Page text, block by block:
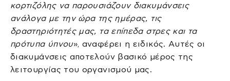
κορτιζόλης να παρουσιάζουν διακυμάνσεις
ανάλογα με την ώρα της ημέρας, τις
δραστηριότητές μας, τα επίπεδα στρες και τα
πρότυπα ύπνου», αναφέρει η ειδικός. Αυτές οι
διακυμάνσεις αποτελούν βασικό μέρος της
λειτουργίας του οργανισμού μας.